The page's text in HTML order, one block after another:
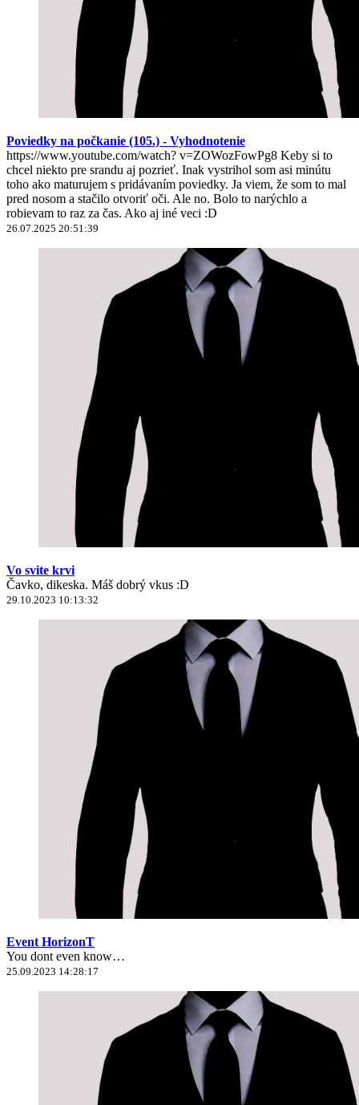
Poviedky na počkanie (105.) - Vyhodnotenie
https://www.youtube.com/watch? v=ZOWozFowPg8 Keby si to
chcel niekto pre srandu aj pozrieť. Inak vystrihol som asi minútu
toho ako maturujem s pridávaním poviedky. Ja viem, že som to mal
pred nosom a stačilo otvoriť oči. Ale no. Bolo to narýchlo a
robievam to raz za čas. Ako aj iné veci :D
26.07.2025 20:51:39
Vo svite krvi
Čavko, dikeska. Máš dobrý vkus :D
29.10.2023 10:13:32
Event HorizonT
You dont even know…
25.09.2023 14:28:17